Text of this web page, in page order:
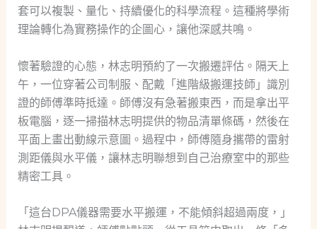
套可以複製、量化、持續優化的科學流程。這種將學術
理論轉化為實務操作的企圖心，讓他深感共鳴。
懷著驗證的心態，林志明預約了一次搬遷評估。隔天上
午，一位穿著公司制服、配戴「進階級搬運技師」識別
證的師傅準時抵達。師傅沒有急著搬東西，而是拿出平
板電腦，逐一掃描林志明提供的物品清單條碼，然後在
平面上畫出動線示意圖。過程中，師傅隨身攜帶的雷射
測距儀與水平儀，讓林志明聯想到自己治療室中的那些
精密工具。
「這台DPA儀器需要水平搬運，不能傾斜超過兩度，」